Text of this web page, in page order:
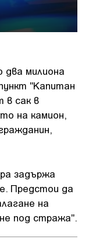
два милиона
"Капитан
в сак в
на камион,
задържа
Предстои да
на
под стража".